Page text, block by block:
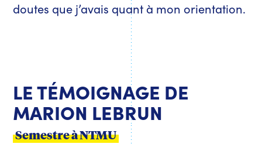
doutes que j’avais quant à mon orientation.
LE TÉMOIGNAGE DE
MARION LEBRUN
Semestre à NTMU